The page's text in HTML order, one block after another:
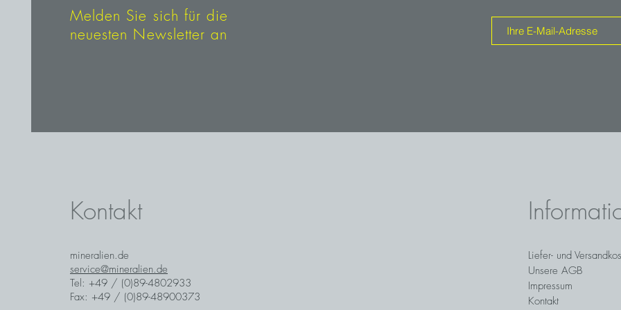
Melden Sie sich für die
neuesten Newsletter an
Kontakt
mineralien.de
service@mineralien.de
Tel: +49 / (0)89-4802933
Fax: +49 / (0)89-48900373
Liefer- und
Unsere AGB
Impressum
Kontakt